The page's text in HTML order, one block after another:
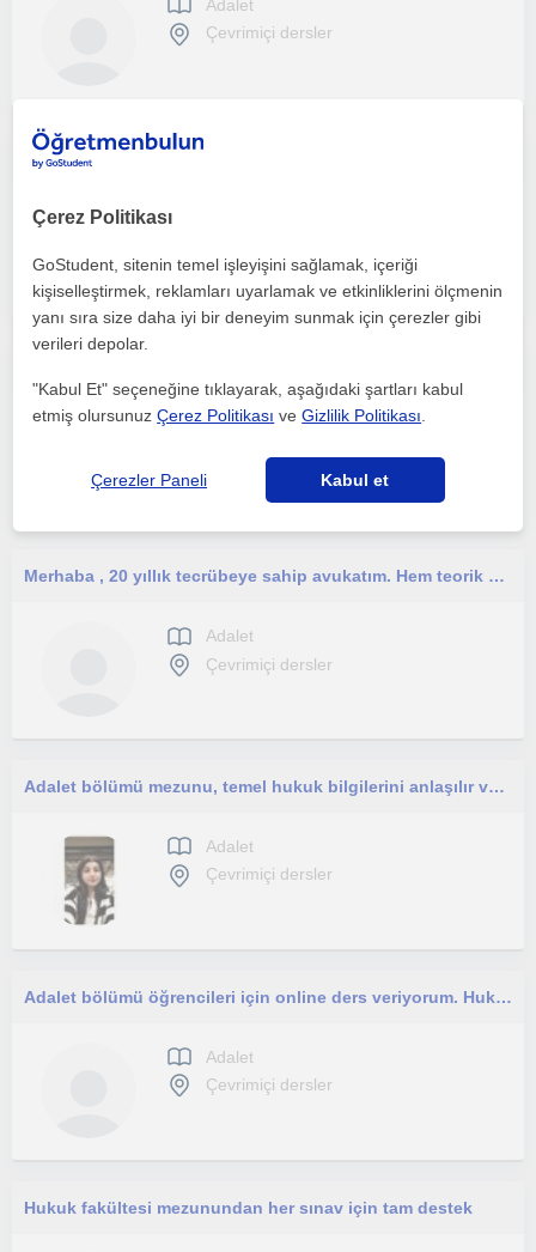
Adalet
Çevrimiçi dersler
Adalet
Çevrimiçi dersler
Merhaba , 20 yıllık tecrübeye sahip avukatım. Hem teorik hem de pratik uygulamaları aktarabileceğime inanıyorum.
Adalet
Çevrimiçi dersler
Adalet bölümü mezunu, temel hukuk bilgilerini anlaşılır ve sade bir dille aktaran, sabırlı ve disiplinli bir eğitmenim.
Adalet
Çevrimiçi dersler
Adalet bölümü öğrencileri için online ders veriyorum. Hukuk derslerini ezber değil, mantığını anlatarak öğretmeyi hedefliyorum.
Adalet
Çevrimiçi dersler
Hukuk fakültesi mezunundan her sınav için tam destek
Çerez Politikası
GoStudent, sitenin temel işleyişini sağlamak, içeriği
kişiselleştirmek, reklamları uyarlamak ve etkinliklerini ölçmenin
yanı sıra size daha iyi bir deneyim sunmak için çerezler gibi
verileri depolar.
"Kabul Et" seçeneğine tıklayarak, aşağıdaki şartları kabul
etmiş olursunuzÇerez Politikası veGizlilik Politikası
Çerezler Paneli Kabul et